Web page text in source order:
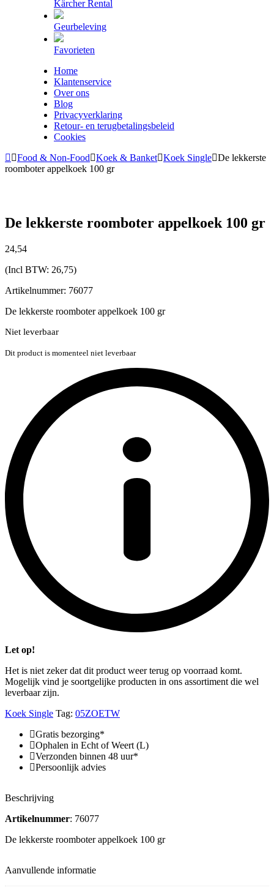
Kärcher Rental
Geurbeleving
Favorieten
Home
Klantenservice
Over ons
Blog
Privacyverklaring
Retour- en terugbetalingsbeleid
Cookies
Food & Non-Food
Koek & Banket Koek Single De lekkerste
roomboter appelkoek 100 gr
De lekkerste roomboter appelkoek 100 gr
24,54
(Incl BTW: 26,75)
Artikelnummer: 76077
De lekkerste roomboter appelkoek 100 gr
Niet leverbaar
Dit product is momenteel niet leverbaar
Let op!
Het is niet zeker dat dit product weer terug op voorraad komt.
Mogelijk vind je soortgelijke producten in ons assortiment die wel
leverbaar zijn.
Koek Single Tag: 05ZOETW
Gratis bezorging*
Ophalen in Echt of Weert (L)
Verzonden binnen 48 uur*
Persoonlijk advies
Beschrijving
Artikelnummer: 76077
De lekkerste roomboter appelkoek 100 gr
Aanvullende informatie